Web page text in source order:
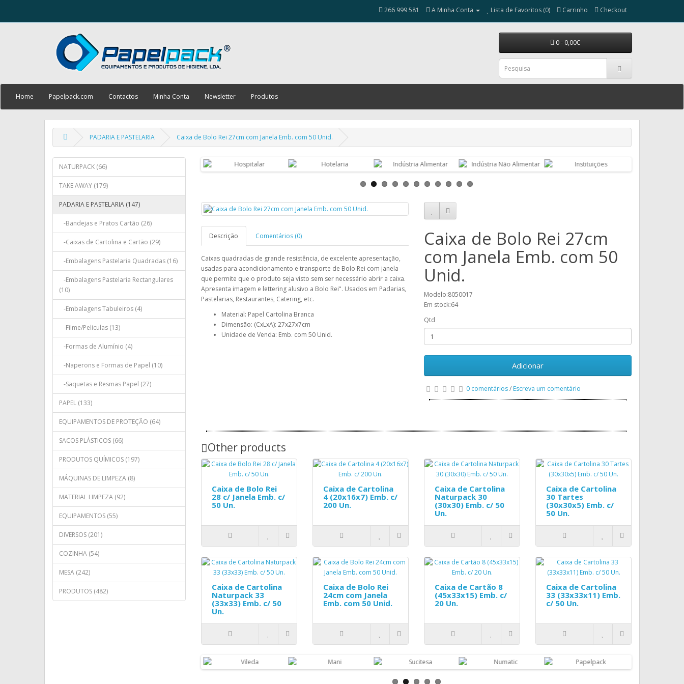
266 999 581 A Minha Conta Lista de Favoritos (0) Carrinho Checkout
0 - 0,00€
Home Papelpack.com Contactos Minha Conta Newsletter Produtos
PADARIA E PASTELARIA Caixa de Bolo Rei 27cm com Janela Emb. com 50 Unid.
NATURPACK (66)
TAKE AWAY (179)
PADARIA E PASTELARIA (147)
-Bandejas e Pratos Cartão (26)
-Caixas de Cartolina e Cartão (29)
-Embalagens Pastelaria Quadradas (16)
-Embalagens Pastelaria Rectangulares
(10)
-Embalagens Tabuleiros (4)
-Filme/Peliculas (13)
-Formas de Alumínio (4)
-Naperons e Formas de Papel (10)
-Saquetas e Resmas Papel (27)
PAPEL (133)
EQUIPAMENTOS DE PROTEÇÃO (64)
SACOS PLÁSTICOS (66)
PRODUTOS QUÍMICOS (197)
MÁQUINAS DE LIMPEZA (8)
MATERIAL LIMPEZA (92)
EQUIPAMENTOS (55)
DIVERSOS (201)
COZINHA (54)
MESA (242)
PRODUTOS (482)
Descrição Comentários (0)
Caixas quadradas de grande resistência, de excelente apresentação,
usadas para acondicionamento e transporte de Bolo Rei com janela
que permite que o produto seja visto sem ser necessário abrir a caixa.
Apresenta imagem e lettering alusivo a Bolo Rei". Usados em Padarias,
Pastelarias, Restaurantes, Catering, etc.
Material: Papel Cartolina Branca
Dimensão: (CxLxA): 27x27x7cm
Unidade de Venda: Emb. com 50 Unid.
Caixa de Bolo Rei 27cm
com Janela Emb. com 50
Unid.
Modelo:8050017
Em stock:64
Qtd
Adicionar
0 comentários/ Escreva um comentário
Other products
Caixa de Bolo Rei
28 c/ Janela Emb. c/
50 Un.
Caixa de Cartolina
4 (20x16x7) Emb. c/
200 Un.
Caixa de Cartolina
Naturpack 30
(30x30) Emb. c/ 50
Un.
Caixa de Cartolina
30 Tartes
(30x30x5) Emb. c/
50 Un.
Caixa de Cartolina
Naturpack 33
(33x33) Emb. c/ 50
Un.
Caixa de Bolo Rei
24cm com Janela
Emb. com 50 Unid.
Caixa de Cartão 8
(45x33x15) Emb. c/
20 Un.
Caixa de Cartolina
33 (33x33x11) Emb.
c/ 50 Un.